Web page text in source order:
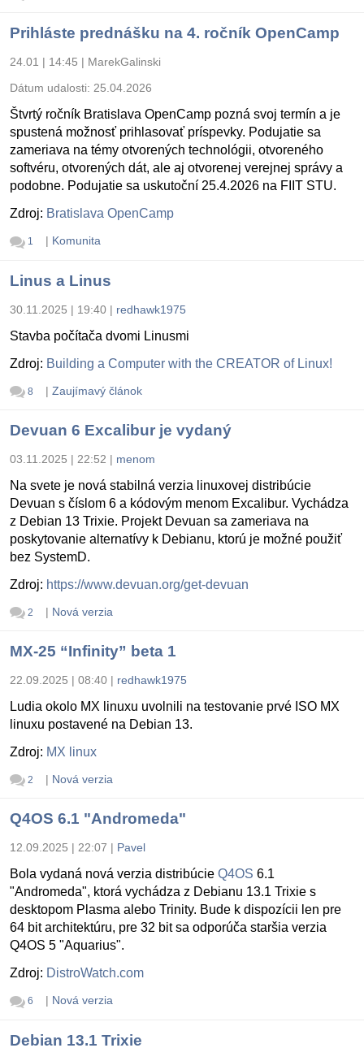
Prihláste prednášku na 4. ročník OpenCamp
24.01 | 14:45 | MarekGalinski
Dátum udalosti: 25.04.2026
Štvrtý ročník Bratislava OpenCamp pozná svoj termín a je
spustená možnosť prihlasovať príspevky. Podujatie sa
zameriava na témy otvorených technológii, otvoreného
softvéru, otvorených dát, ale aj otvorenej verejnej správy a
podobne. Podujatie sa uskutoční 25.4.2026 na FIIT STU.
Zdroj: Bratislava OpenCamp
1 | Komunita
Linus a Linus
30.11.2025 | 19:40 | redhawk1975
Stavba počítača dvomi Linusmi
Zdroj: Building a Computer with the CREATOR of Linux!
8 | Zaujímavý článok
Devuan 6 Excalibur je vydaný
03.11.2025 | 22:52 | menom
Na svete je nová stabilná verzia linuxovej distribúcie
Devuan s číslom 6 a kódovým menom Excalibur. Vychádza
z Debian 13 Trixie. Projekt Devuan sa zameriava na
poskytovanie alternatívy k Debianu, ktorú je možné použiť
bez SystemD.
Zdroj: https://www.devuan.org/get-devuan
2 | Nová verzia
MX-25 “Infinity” beta 1
22.09.2025 | 08:40 | redhawk1975
Ludia okolo MX linuxu uvolnili na testovanie prvé ISO MX
linuxu postavené na Debian 13.
Zdroj: MX linux
2 | Nová verzia
Q4OS 6.1 "Andromeda"
12.09.2025 | 22:07 | Pavel
Bola vydaná nová verzia distribúcie Q4OS 6.1
"Andromeda", ktorá vychádza z Debianu 13.1 Trixie s
desktopom Plasma alebo Trinity. Bude k dispozícii len pre
64 bit architektúru, pre 32 bit sa odporúča staršia verzia
Q4OS 5 "Aquarius".
Zdroj: DistroWatch.com
6 | Nová verzia
Debian 13.1 Trixie